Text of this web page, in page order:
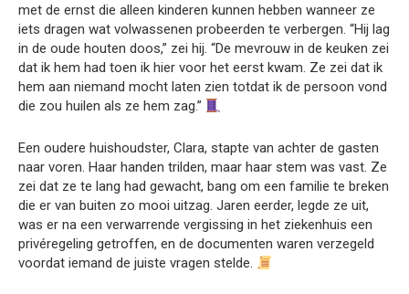
met de ernst die alleen kinderen kunnen hebben wanneer ze
iets dragen wat volwassenen probeerden te verbergen. “Hij lag
in de oude houten doos,” zei hij. “De mevrouw in de keuken zei
dat ik hem had toen ik hier voor het eerst kwam. Ze zei dat ik
hem aan niemand mocht laten zien totdat ik de persoon vond
die zou huilen als ze hem zag.”
Een oudere huishoudster, Clara, stapte van achter de gasten
naar voren. Haar handen trilden, maar haar stem was vast. Ze
zei dat ze te lang had gewacht, bang om een familie te breken
die er van buiten zo mooi uitzag. Jaren eerder, legde ze uit,
was er na een verwarrende vergissing in het ziekenhuis een
privéregeling getroffen, en de documenten waren verzegeld
voordat iemand de juiste vragen stelde.